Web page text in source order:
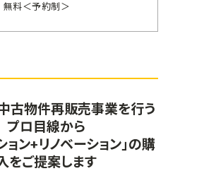
無料＜予約制＞
古物件再販売事業を行う
プロ目線から
ョン+リノベーション」の購
をご提案します